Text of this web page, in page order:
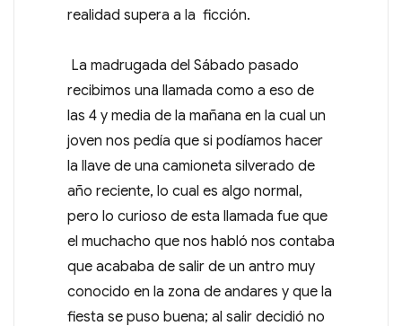
realidad supera a la ficción.
La madrugada del Sábado pasado
recibimos una llamada como a eso de
las 4 y media de la mañana en la cual un
joven nos pedía que si podíamos hacer
la llave de una camioneta silverado de
año reciente, lo cual es algo normal,
pero lo curioso de esta llamada fue que
el muchacho que nos habló nos contaba
que acababa de salir de un antro muy
conocido en la zona de andares y que la
fiesta se puso buena; al salir decidió no